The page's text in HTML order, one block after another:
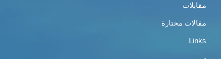
مقابلات
مقالات مختارة
Links